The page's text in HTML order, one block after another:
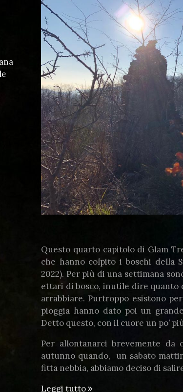
Questo quarto capitolo di Glam
che hanno colpito i boschi della
2022). Per più di una settimana
ettari di bosco, inutile dire
arrabbiare. Purtroppo esistono
pioggia hanno dato poi un
Detto questo, con il cuore un po’
Per allontanarci brevemente
autunno quando, un sabato
fitta nebbia, abbiamo deciso di
Leggi tutto“Glam